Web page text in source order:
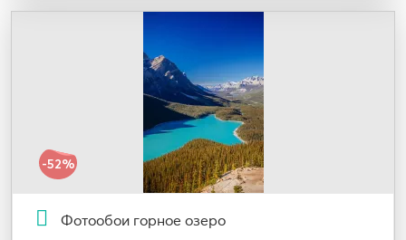
-52%
Фотообои горное озеро